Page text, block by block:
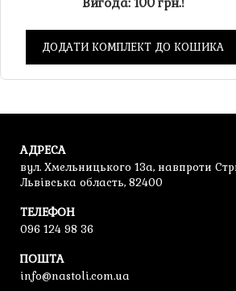
ДОДАТИ КОМПЛЕКТ ДО КОШИКА
АДРЕСА
вул. Хмельницького 13а, навпроти
Львівська область, 82400
ТЕЛЕФОН
096 124 98 36
ПОШТА
info@nastoli.com.ua